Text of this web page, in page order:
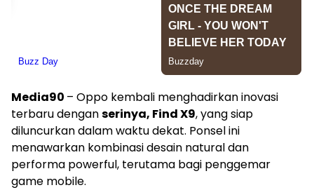
Media90 – Oppo kembali menghadirkan inovasi
terbaru denganserinya, Find X9, yang siap
diluncurkan dalam waktu dekat. Ponsel ini
menawarkan kombinasi desain natural dan
performa powerful, terutama bagi penggemar
game mobile.